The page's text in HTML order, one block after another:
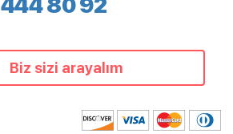
444 80 92
Biz sizi arayalım